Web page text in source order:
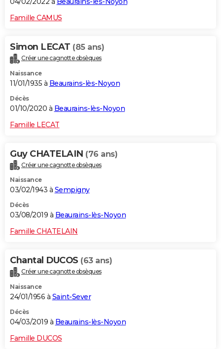
Famille CAMUS
Simon LECAT (85 ans)
Créer une cagnotte obsèques
Naissance
11/01/1935 à Beaurains-lès-Noyon
Décès
01/10/2020 à Beaurains-lès-Noyon
Famille LECAT
Guy CHATELAIN (76 ans)
Créer une cagnotte obsèques
Naissance
03/02/1943 à Sempigny
Décès
03/08/2019 à Beaurains-lès-Noyon
Famille CHATELAIN
Chantal DUCOS (63 ans)
Créer une cagnotte obsèques
Naissance
24/01/1956 à Saint-Sever
Décès
04/03/2019 à Beaurains-lès-Noyon
Famille DUCOS